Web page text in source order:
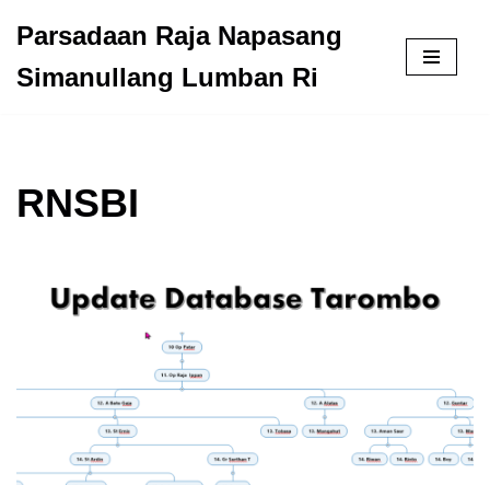
to
Parsadaan Raja Napasang
Simanullang Lumban Ri
RNSBI